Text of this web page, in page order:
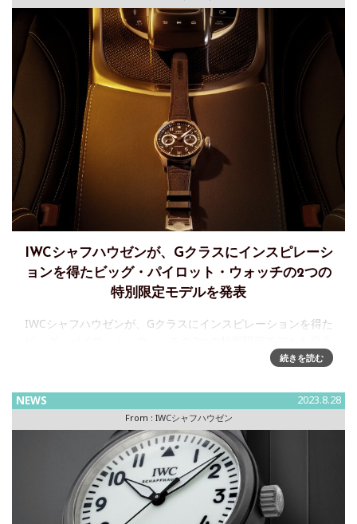
IWCシャフハウゼンが、Gクラスにインスピレーシ
ョンを得たビッグ・パイロット・ウォッチの2つの
特別限定モデルを発表
IWCシャフハウゼンが、Gクラスにインスピレーションを得た
最高レベルの堅牢性と性能。実用性の伝統。時間の流れに左
が、メルセ
続きを読む
NEWS 2023.8.28
From : IWCシャフハウゼン